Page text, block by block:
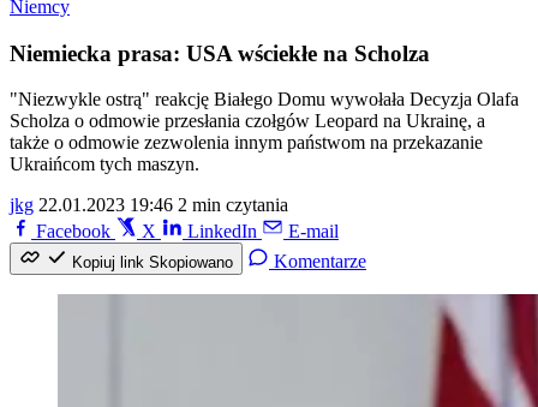
Niemcy
Niemiecka prasa: USA wściekłe na Scholza
"Niezwykle ostrą" reakcję Białego Domu wywołała Decyzja Olafa
Scholza o odmowie przesłania czołgów Leopard na Ukrainę, a
także o odmowie zezwolenia innym państwom na przekazanie
Ukraińcom tych maszyn.
jkg 22.01.2023 19:46 2 min czytania
Facebook
X LinkedIn E-mail
Kopiuj link Skopiowano Komentarze